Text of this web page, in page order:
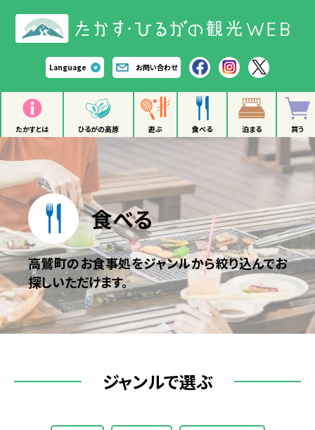
Language お問い合わせ
たかすとは ひるがの高原 遊ぶ 食べる 泊まる 買う
食べる
高鷲町のお食事処をジャンルから絞り込んでお
探しいただけます。
ジャンルで選ぶ